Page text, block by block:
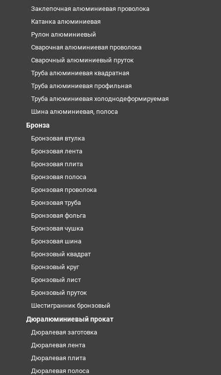
Заклепочная алюминиевая проволока
Катанка алюминиевая
Рулон алюминиевый
Сварочная алюминиевая проволока
Сварочный алюминиевый пруток
Труба алюминиевая квадратная
Труба алюминиевая профильная
Труба алюминиевая холоднодеформируемая
Шина алюминиевая, полоса
Бронза
Бронзовая втулка
Бронзовая лента
Бронзовая плита
Бронзовая полоса
Бронзовая проволока
Бронзовая труба
Бронзовая фольга
Бронзовая чушка
Бронзовая шина
Бронзовый квадрат
Бронзовый круг
Бронзовый лист
Бронзовый пруток
Шестигранник бронзовый
Дюралюминиевый прокат
Дюралевая заготовка
Дюралевая лента
Дюралевая плита
Дюралевая полоса